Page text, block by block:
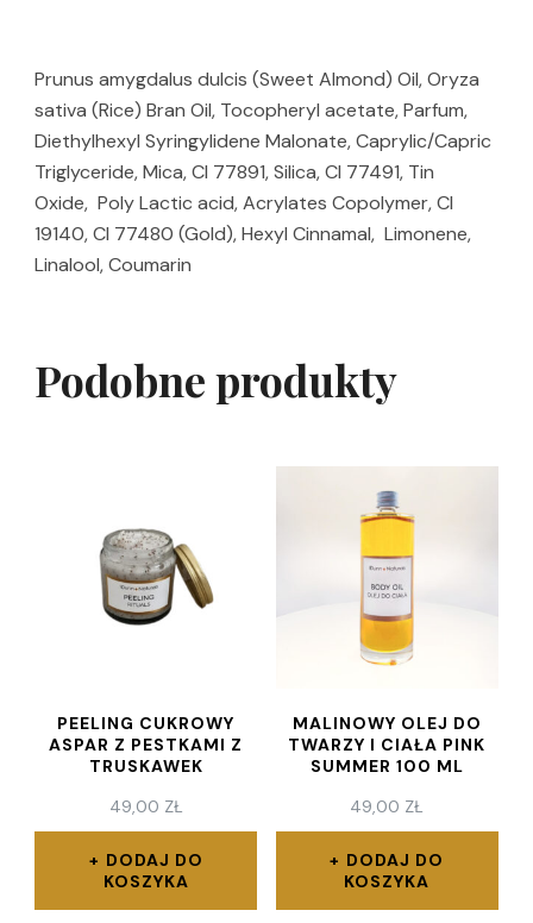
Prunus amygdalus dulcis (Sweet Almond) Oil, Oryza
sativa (Rice) Bran Oil, Tocopheryl acetate, Parfum,
Diethylhexyl Syringylidene Malonate, Caprylic/Capric
Triglyceride, Mica, CI 77891, Silica, CI 77491, Tin
Oxide, Poly Lactic acid, Acrylates Copolymer, CI
19140, CI 77480 (Gold), Hexyl Cinnamal, Limonene,
Linalool, Coumarin
Podobne produkty
PEELING CUKROWY
ASPAR Z PESTKAMI Z
TRUSKAWEK
49,00 ZŁ
DODAJ DO
KOSZYKA
MALINOWY OLEJ DO
TWARZY I CIAŁA PINK
SUMMER 100 ML
49,00 ZŁ
DODAJ DO
KOSZYKA